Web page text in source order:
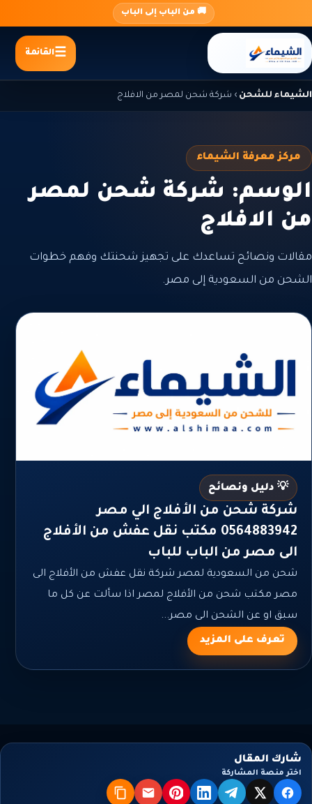
المحتوى
🚚 من الباب إلى الباب
القائمة
الشيماء للشحن › شركة شحن لمصر من الافلاج
مركز معرفة الشيماء
الوسم: شركة شحن لمصر
من الافلاج
مقالات ونصائح تساعدك على تجهيز شحنتك وفهم خطوات
الشحن من السعودية إلى مصر.
💡 دليل ونصائح
شركة شحن من الأفلاج الي مصر
0564883942 مكتب نقل عفش من الأفلاج
الى مصر من الباب للباب
شحن من السعودية لمصر شركة نقل عفش من الأفلاج الى
مصر مكتب شحن من الأفلاج لمصر اذا سألت عن كل ما
سبق او عن الشحن الى مصر...
تعرف على المزيد
شارك المقال
اختر منصة المشاركة
فيسبوك
X تيليجراملينكدإنبنترستالبريد نسخ